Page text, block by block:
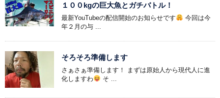
１００kgの巨大魚とガチバトル！
最新YouTubeの配信開始のお知らせです
今回は今
年２月の与 ...
そろそろ準備します
さぁさぁ準備します！ まずは原始人から現代人に進
化しますわ
そ ...